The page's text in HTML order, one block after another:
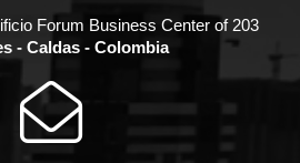
Forum Business Center of 203
- Caldas - Colombia